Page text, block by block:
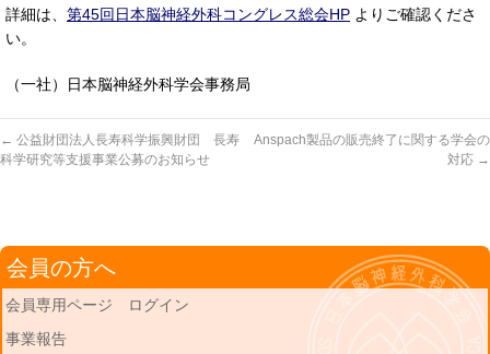
詳細は、 第45回日本脳神経外科コングレス総会HP よりご確認くださ
い。
（一社）日本脳神経外科学会事務局
← 公益財団法人長寿科学振興財団 長寿
科学研究等支援事業公募のお知らせ
Anspach製品の販売終了に関する学会の
対応 →
会員の方へ
会員専用ページ ログイン
事業報告